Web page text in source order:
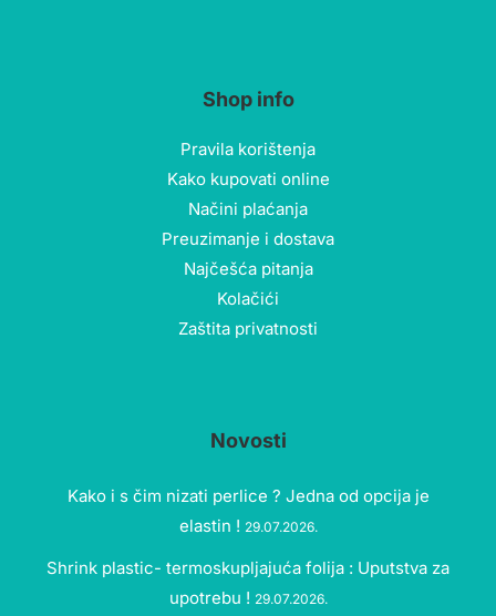
Shop info
Pravila korištenja
Kako kupovati online
Načini plaćanja
Preuzimanje i dostava
Najčešća pitanja
Kolačići
Zaštita privatnosti
Novosti
Kako i s čim nizati perlice ? Jedna od opcija je
elastin ! 29.07.2026.
Shrink plastic- termoskupljajuća folija : Uputstva za
upotrebu ! 29.07.2026.